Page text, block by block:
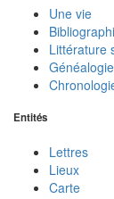
Une vie
Littérature
Généalogie
Entités
Lettres
Lieux
Carte